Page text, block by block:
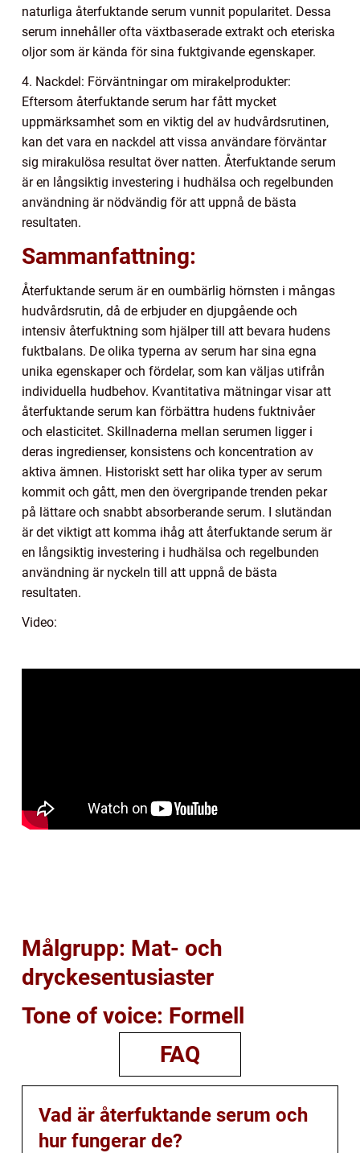
naturliga återfuktande serum vunnit popularitet. Dessa
serum innehåller ofta växtbaserade extrakt och eteriska
oljor som är kända för sina fuktgivande egenskaper.
4. Nackdel: Förväntningar om mirakelprodukter:
Eftersom återfuktande serum har fått mycket
uppmärksamhet som en viktig del av hudvårdsrutinen,
kan det vara en nackdel att vissa användare förväntar
sig mirakulösa resultat över natten. Återfuktande serum
är en långsiktig investering i hudhälsa och regelbunden
användning är nödvändig för att uppnå de bästa
resultaten.
Sammanfattning:
Återfuktande serum är en oumbärlig hörnsten i mångas
hudvårdsrutin, då de erbjuder en djupgående och
intensiv återfuktning som hjälper till att bevara hudens
fuktbalans. De olika typerna av serum har sina egna
unika egenskaper och fördelar, som kan väljas utifrån
individuella hudbehov. Kvantitativa mätningar visar att
återfuktande serum kan förbättra hudens fuktnivåer
och elasticitet. Skillnaderna mellan serumen ligger i
deras ingredienser, konsistens och koncentration av
aktiva ämnen. Historiskt sett har olika typer av serum
kommit och gått, men den övergripande trenden pekar
på lättare och snabbt absorberande serum. I slutändan
är det viktigt att komma ihåg att återfuktande serum är
en långsiktig investering i hudhälsa och regelbunden
användning är nyckeln till att uppnå de bästa
resultaten.
Video:
Målgrupp: Mat- och
dryckesentusiaster
Tone of voice: Formell
FAQ
Vad är återfuktande serum och
hur fungerar de?